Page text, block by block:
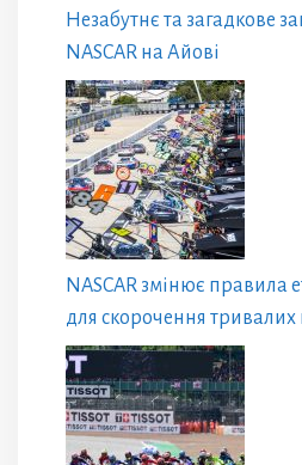
Незабутнє та загадкове
NASCAR на Айові
NASCAR змінює правила
для скорочення тривалих